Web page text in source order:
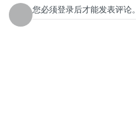
您必须登录后才能发表评论。